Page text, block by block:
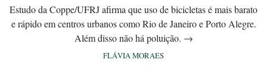
Estudo da Coppe/UFRJ afirma que uso de bicicletas é mais barato
e rápido em centros urbanos como Rio de Janeiro e Porto Alegre.
Além disso não há poluição. →
FLÁVIA MORAES